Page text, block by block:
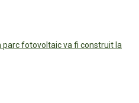
parc fotovoltaic va fi construit la